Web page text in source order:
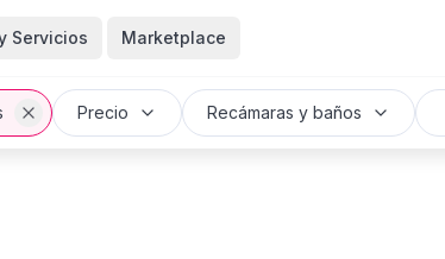
Servicios Marketplace
Precio Recámaras y baños